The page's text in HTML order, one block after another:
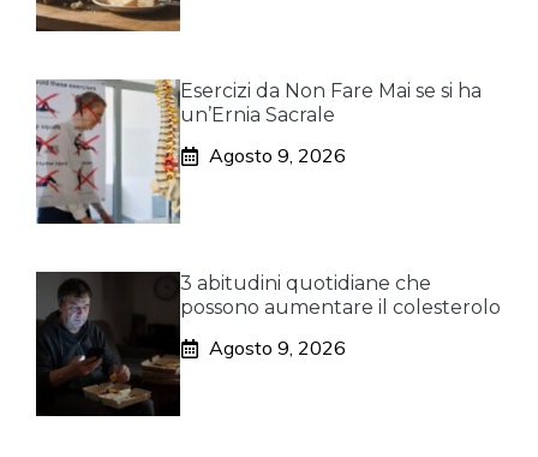
Esercizi da Non Fare Mai se si ha
un’Ernia Sacrale
Agosto 9, 2026
3 abitudini quotidiane che
possono aumentare il colesterolo
Agosto 9, 2026